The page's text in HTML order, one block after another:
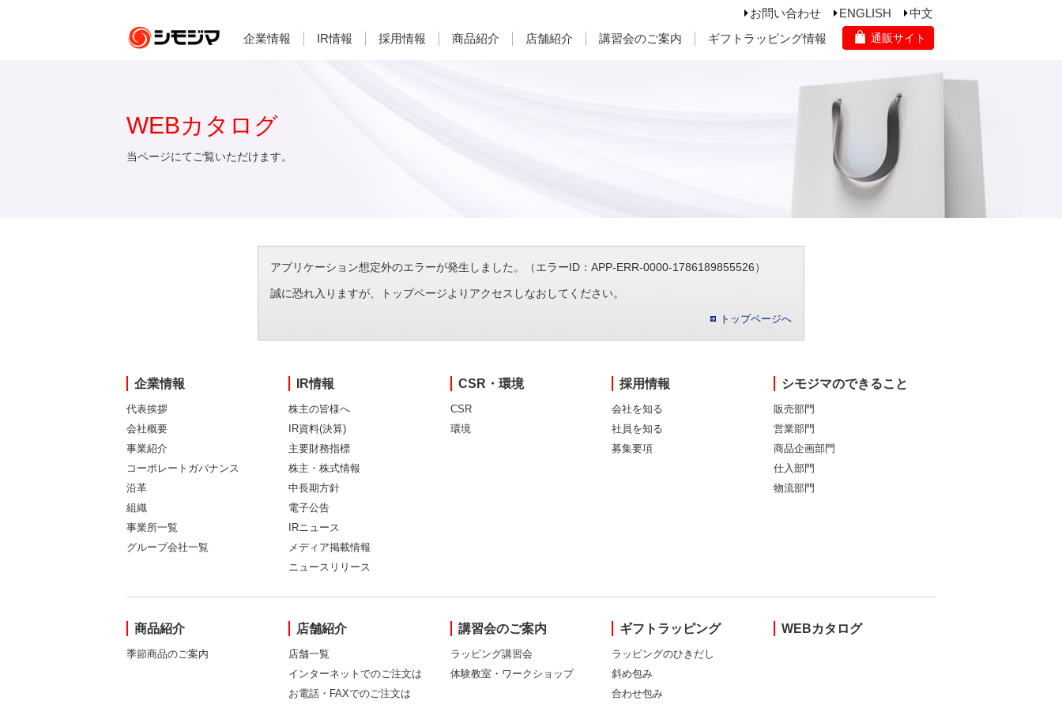
お問い合わせ ENGLISH
中文
企業情報
IR情報 採用情報 商品紹介 店舗紹介 講習会のご案内 ギフトラッピング情報 通販サイト
WEBカタログ
当ページにてご覧いただけます。
アプリケーション想定外のエラーが発生しました。（エラーID：APP-ERR-0000-1786189855526）
誠に恐れ入りますが、トップページよりアクセスしなおしてください。
トップページへ
企業情報
代表挨拶
会社概要
事業紹介
コーポレートガバナンス
沿革
組織
事業所一覧
グループ会社一覧
IR情報
株主の皆様へ
IR資料(決算)
主要財務指標
株主・株式情報
中長期方針
電子公告
IRニュース
メディア掲載情報
ニュースリリース
CSR・環境
CSR
環境
採用情報
会社を知る
社員を知る
募集要項
シモジマのできること
販売部門
営業部門
商品企画部門
仕入部門
物流部門
商品紹介
季節商品のご案内
店舗紹介
店舗一覧
インターネットでのご注文は
お電話・FAXでのご注文は
講習会のご案内
ラッピング講習会
体験教室・ワークショップ
ギフトラッピング
ラッピングのひきだし
斜め包み
合わせ包み
WEBカタログ